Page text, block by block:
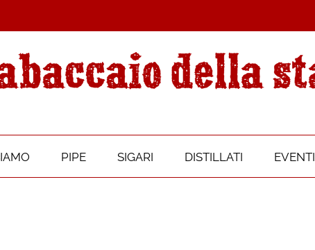
PIPE SIGARI DISTILLATI EVENTI